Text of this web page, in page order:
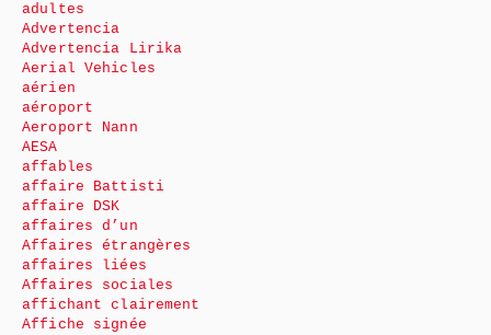
adultes
Advertencia
Advertencia Lirika
Aerial Vehicles
aérien
aéroport
Aeroport Nann
AESA
affables
affaire Battisti
affaire DSK
affaires d’un
Affaires étrangères
affaires liées
Affaires sociales
affichant clairement
Affiche signée